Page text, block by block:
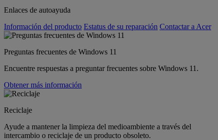
Enlaces de autoayuda
Información del producto Estatus de su reparación Contactar a Acer
Preguntas frecuentes de Windows 11
Encuentre respuestas a preguntar frecuentes sobre Windows 11.
Obtener más información
Reciclaje
Ayude a mantener la limpieza del medioambiente a través del
intercambio o reciclaje de un producto obsoleto.